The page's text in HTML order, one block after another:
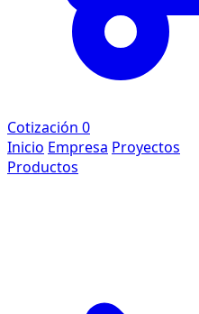
Cotización 0
Inicio Empresa Proyectos
Productos